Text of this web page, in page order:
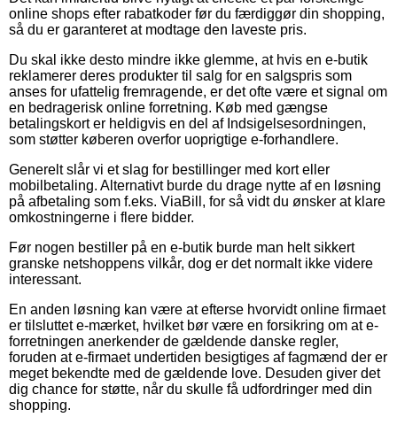
online shops efter rabatkoder før du færdiggør din shopping,
så du er garanteret at modtage den laveste pris.
Du skal ikke desto mindre ikke glemme, at hvis en e-butik
reklamerer deres produkter til salg for en salgspris som
anses for ufattelig fremragende, er det ofte være et signal om
en bedragerisk online forretning. Køb med gængse
betalingskort er heldigvis en del af Indsigelsesordningen,
som støtter køberen overfor uoprigtige e-forhandlere.
Generelt slår vi et slag for bestillinger med kort eller
mobilbetaling. Alternativt burde du drage nytte af en løsning
på afbetaling som f.eks. ViaBill, for så vidt du ønsker at klare
omkostningerne i flere bidder.
Før nogen bestiller på en e-butik burde man helt sikkert
granske netshoppens vilkår, dog er det normalt ikke videre
interessant.
En anden løsning kan være at efterse hvorvidt online firmaet
er tilsluttet e-mærket, hvilket bør være en forsikring om at e-
forretningen anerkender de gældende danske regler,
foruden at e-firmaet undertiden besigtiges af fagmænd der er
meget bekendte med de gældende love. Desuden giver det
dig chance for støtte, når du skulle få udfordringer med din
shopping.